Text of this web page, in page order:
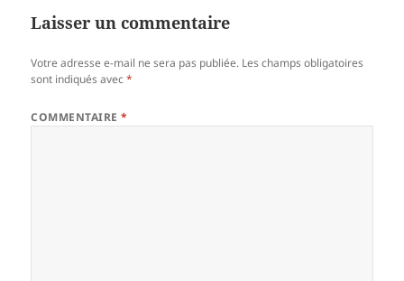
Laisser un commentaire
Votre adresse e-mail ne sera pas publiée. Les champs obligatoires
sont indiqués avec*
COMMENTAIRE*